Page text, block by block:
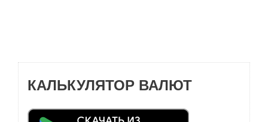
КАЛЬКУЛЯТОР ВАЛЮТ